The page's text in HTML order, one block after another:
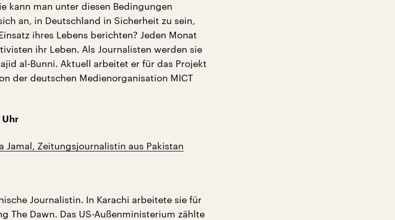
kann man unter diesen Bedingungen
an, in Deutschland in Sicherheit zu sein,
ihres Lebens berichten? Jeden Monat
ihr Leben. Als Journalisten werden sie
al-Bunni. Aktuell arbeitet er für das Projekt
der deutschen Medienorganisation MICT
Uhr
Jamal, Zeitungsjournalistin aus Pakistan
Journalistin. In Karachi arbeitete sie für
The Dawn. Das US-Außenministerium zählte